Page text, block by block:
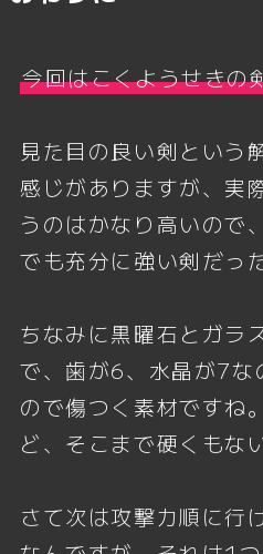
今回はこくようせきの
見た目の良い剣という
感じがありますが、実
うのはかなり高いので
でも充分に強い剣だっ
ちなみに黒曜石とガラ
で、歯が6、水晶が7な
ので傷つく素材ですね
ど、そこまで硬くもな
さて次は攻撃力順に行